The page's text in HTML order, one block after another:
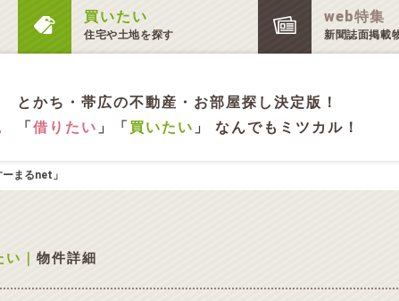
買いたい
住宅や土地を探す
web特集
新聞誌面掲載
とかち・帯広の不動産・お部屋探し決定版！
「借りたい 」「 買いたい 」 なんでもミツカル！
まるnet」
い｜ 物件詳細